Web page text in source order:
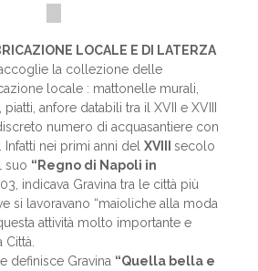
LOCALE E DI LATERZA
la collezione delle
locale : mattonelle murali,
anfore databili tra il XVII e XVIII
numero di acquasantiere con
nei primi anni del XVIII secolo
suo “Regno di Napoli in
indicava Gravina tra le città più
si lavoravano “maioliche alla moda
attività molto importante e
definisce Gravina “Quella bella e